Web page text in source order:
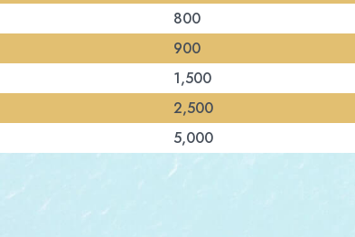
800
900
1,500
2,500
5,000